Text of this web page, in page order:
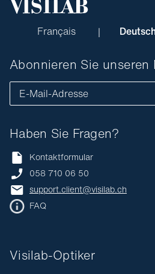
Français
Visilab-Optiker
Haben Sie Fragen?
Kontaktformular
058 710 06 50
support.client@visilab.ch
FAQ
Abonnieren Sie
E-Mail-Adresse